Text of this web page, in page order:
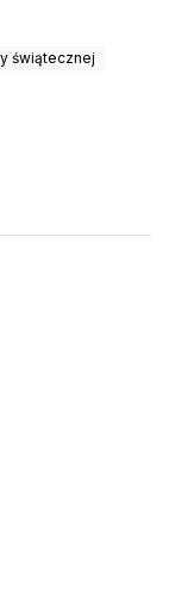
świątecznej